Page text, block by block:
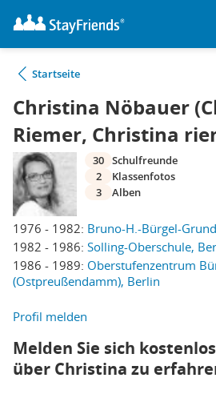
Startseite
Christina Nöbauer
Riemer, Christina
1976 - 1982: Bruno-H.-Bürgel-
1982 - 1986: Solling-Oberschule,
1986 - 1989: Oberstufenzentrum
(Ostpreußendamm), Berlin
30 Schulfreunde
2
Klassenfotos
3
Alben
Profil melden
Melden Sie sich
über Christina zu